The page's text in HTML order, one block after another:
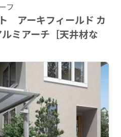
フ
アーキフィールド カ
ミアーチ［天井材な